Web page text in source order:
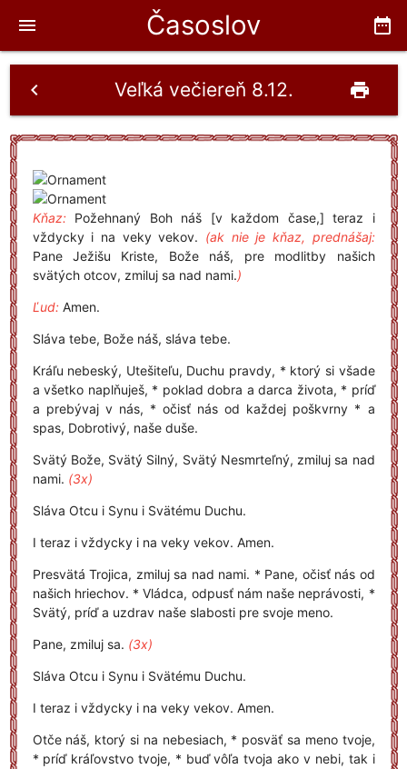
Časoslov date_range
menu
Veľká večiereň 8.12.
chevron_left print
Kňaz:Požehnaný Boh náš [v každom čase,] teraz i
vždycky i na veky vekov. (ak nie je kňaz, prednášaj:
Pane Ježišu Kriste, Bože náš, pre modlitby našich
svätých otcov, zmiluj sa nad nami.)
Ľud:Amen.
Sláva tebe, Bože náš, sláva tebe.
Kráľu nebeský, Utešiteľu, Duchu pravdy, * ktorý si všade
a všetko naplňuješ, * poklad dobra a darca života, * príď
a prebývaj v nás, * očisť nás od každej poškvrny * a
spas, Dobrotivý, naše duše.
Svätý Bože, Svätý Silný, Svätý Nesmrteľný, zmiluj sa nad
nami. (3x)
Sláva Otcu i Synu i Svätému Duchu.
I teraz i vždycky i na veky vekov. Amen.
Presvätá Trojica, zmiluj sa nad nami. * Pane, očisť nás od
našich hriechov. * Vládca, odpusť nám naše neprávosti, *
Svätý, príď a uzdrav naše slabosti pre svoje meno.
Pane, zmiluj sa. (3x)
Sláva Otcu i Synu i Svätému Duchu.
I teraz i vždycky i na veky vekov. Amen.
Otče náš, ktorý si na nebesiach, * posväť sa meno tvoje,
* príď kráľovstvo tvoje, * buď vôľa tvoja ako v nebi, tak i